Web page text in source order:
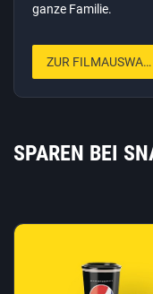
ganze Familie.
ZUR FILMAUSWAHL
SPAREN BEI